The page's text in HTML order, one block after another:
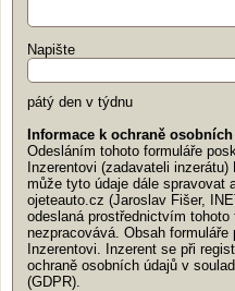
Napište
pátý den v týdnu
Informace k ochraně
Odesláním tohoto formuláře
Inzerentovi (zadavateli
může tyto údaje dále spravovat
ojeteauto.cz (Jaroslav Fišer,
odeslaná prostřednictvím tohoto
nezpracovává. Obsah
Inzerentovi. Inzerent se při
ochraně osobních údajů v
(GDPR).